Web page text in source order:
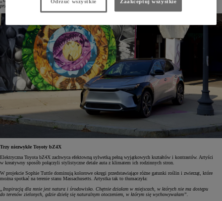
przedstawić swoje spojrzenie na zelektryfikowaną mobilność”.
Trzy niezwykłe Toyoty bZ4X
Elektryczna Toyota bZ4X zachwyca efektowną sylwetką pełną wyjątkowych kształtów i kontrastów. Artyści
w kreatywny sposób połączyli stylistyczne detale auta z klimatem ich rodzinnych stron.
W projekcie Sophie Tuttle dominują kolorowe okręgi przedstawiające różne gatunki roślin i zwierząt, które
można spotkać na terenie stanu Massachusetts. Artystka tak to tłumaczyła:
„Inspiracją dla mnie jest natura i środowisko. Chętnie działam w miejscach, w których nie ma dostępu
do terenów zielonych, gdzie dzielę się naturalnym otoczeniem, w którym się wychowywałam”.
Odrzuć wszystkie Zaakceptuj wszystkie